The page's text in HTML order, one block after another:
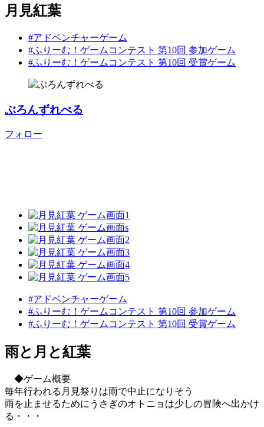
月見紅葉
#アドベンチャーゲーム
#ふりーむ！ゲームコンテスト 第10回 参加ゲーム
#ふりーむ！ゲームコンテスト 第10回 受賞ゲーム
ぶろんずれべる
フォロー
#アドベンチャーゲーム
#ふりーむ！ゲームコンテスト 第10回 参加ゲーム
#ふりーむ！ゲームコンテスト 第10回 受賞ゲーム
雨と月と紅葉
◆ゲーム概要
毎年行われる月見祭りは雨で中止になりそう
雨を止ませるためにうさぎのオトニョは少しの冒険へ出かけ
る・・・